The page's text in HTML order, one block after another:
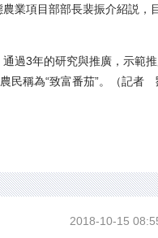
業項目部部長裴振介紹説，
過3年的研究與推廣，示範
民稱為“致富番茄”。（記者
2018-10-15